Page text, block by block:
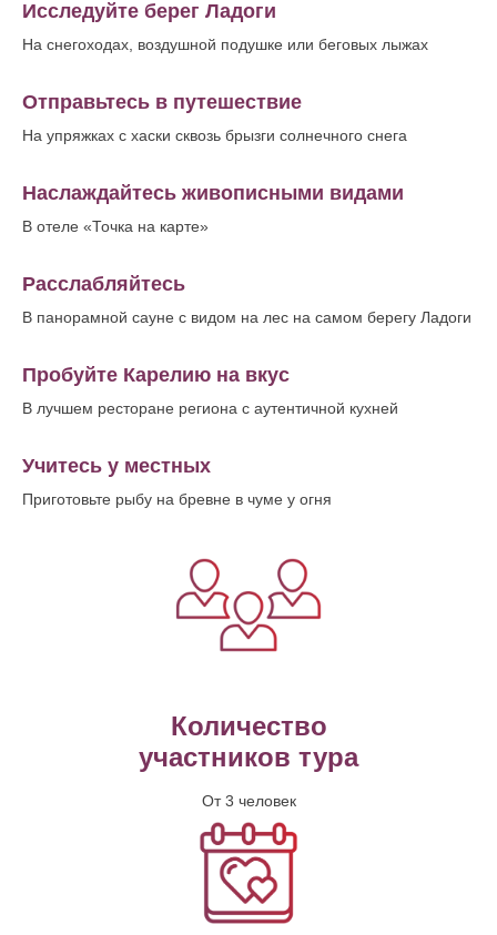
Исследуйте берег Ладоги
На снегоходах, воздушной подушке или беговых лыжах
Отправьтесь в путешествие
На упряжках с хаски сквозь брызги солнечного снега
Наслаждайтесь живописными видами
В отеле «Точка на карте»
Расслабляйтесь
В панорамной сауне с видом на лес на самом берегу Ладоги
Пробуйте Карелию на вкус
В лучшем ресторане региона с аутентичной кухней
Учитесь у местных
Приготовьте рыбу на бревне в чуме у огня
Количество
участников тура
От 3 человек